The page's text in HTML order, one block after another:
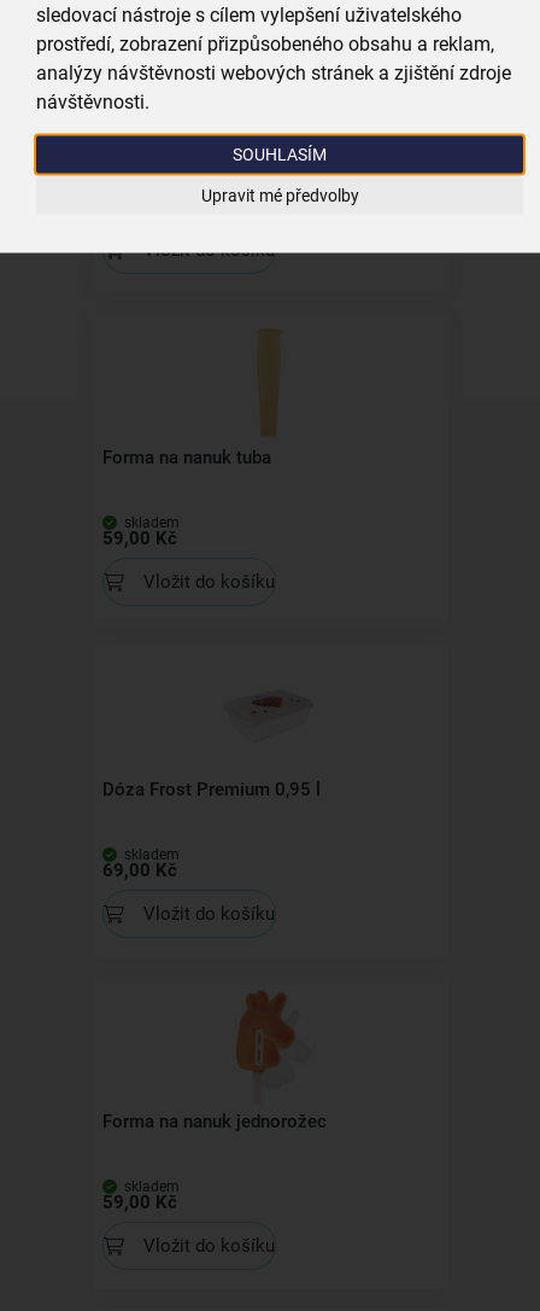
sledovací nástroje s cílem vylepšení uživatelského
prostředí, zobrazení přizpůsobeného obsahu a reklam,
analýzy návštěvnosti webových stránek a zjištění zdroje
návštěvnosti.
SOUHLASÍM
Upravit mé předvolby
Vložit do košíku
Forma na nanuk tuba
skladem
59,00 Kč
Vložit do košíku
Dóza Frost Premium 0,95 l
skladem
69,00 Kč
Vložit do košíku
Forma na nanuk jednorožec
skladem
59,00 Kč
Vložit do košíku